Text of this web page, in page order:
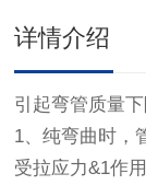
详情介绍
引起弯管质量
1、纯弯曲时，
受拉应力&1作